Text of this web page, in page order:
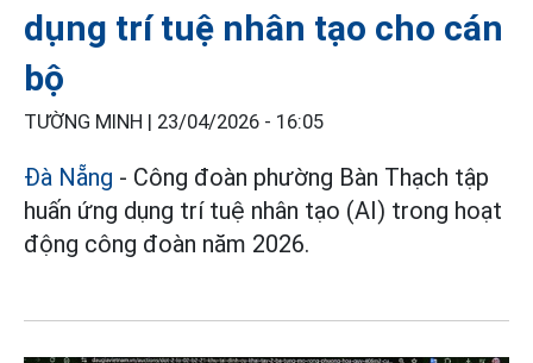
dụng trí tuệ nhân tạo cho cán
bộ
TƯỜNG MINH | 23/04/2026 - 16:05
Đà Nẵng - Công đoàn phường Bàn Thạch tập
huấn ứng dụng trí tuệ nhân tạo (AI) trong hoạt
động công đoàn năm 2026.